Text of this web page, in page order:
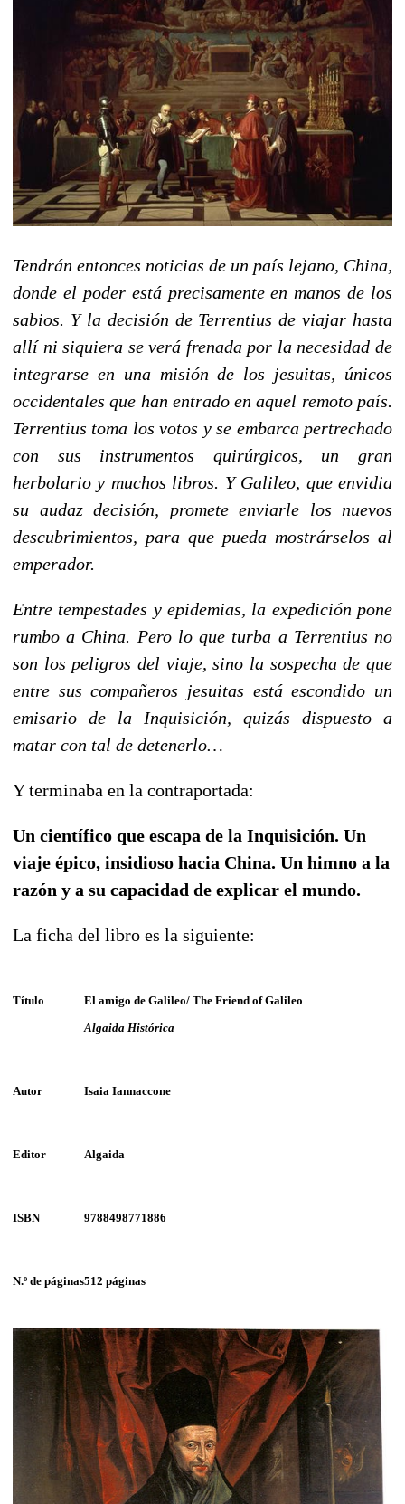
Tendrán entonces noticias de un país lejano, China,
donde el poder está precisamente en manos de los
sabios. Y la decisión de Terrentius de viajar hasta
allí ni siquiera se verá frenada por la necesidad de
integrarse en una misión de los jesuitas, únicos
occidentales que han entrado en aquel remoto país.
Terrentius toma los votos y se embarca pertrechado
con sus instrumentos quirúrgicos, un gran
herbolario y muchos libros. Y Galileo, que envidia
su audaz decisión, promete enviarle los nuevos
descubrimientos, para que pueda mostrárselos al
emperador.
Entre tempestades y epidemias, la expedición pone
rumbo a China. Pero lo que turba a Terrentius no
son los peligros del viaje, sino la sospecha de que
entre sus compañeros jesuitas está escondido un
emisario de la Inquisición, quizás dispuesto a
matar con tal de detenerlo…
Y terminaba en la contraportada:
Un científico que escapa de la Inquisición. Un
viaje épico, insidioso hacia China. Un himno a la
razón y a su capacidad de explicar el mundo.
La ficha del libro es la siguiente:
Título
El amigo de Galileo/ The Friend of Galileo
Algaida Histórica
Autor Isaia Iannaccone
Editor Algaida
ISBN 9788498771886
N.º de páginas512 páginas